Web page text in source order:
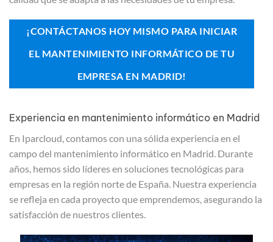
¡CONTÁCTANOS HOY MISMO PARA INICIAR
EL MANTENIMIENTO INFORMÁTICO DE TU
EMPRESA EN MADRID!
Experiencia en mantenimiento informático en Madrid
En Iparcloud, contamos con una sólida experiencia en el
campo del mantenimiento informático en Madrid. Durante
años, hemos sido líderes en soluciones tecnológicas para
empresas en la región norte de España. Nuestra experiencia
se refleja en cada proyecto que emprendemos, asegurando la
satisfacción de nuestros clientes.